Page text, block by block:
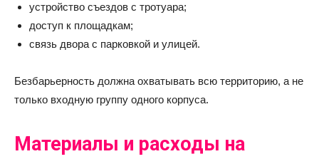
устройство съездов с тротуара;
доступ к площадкам;
связь двора с парковкой и улицей.
Безбарьерность должна охватывать всю территорию, а не
только входную группу одного корпуса.
Материалы и расходы на